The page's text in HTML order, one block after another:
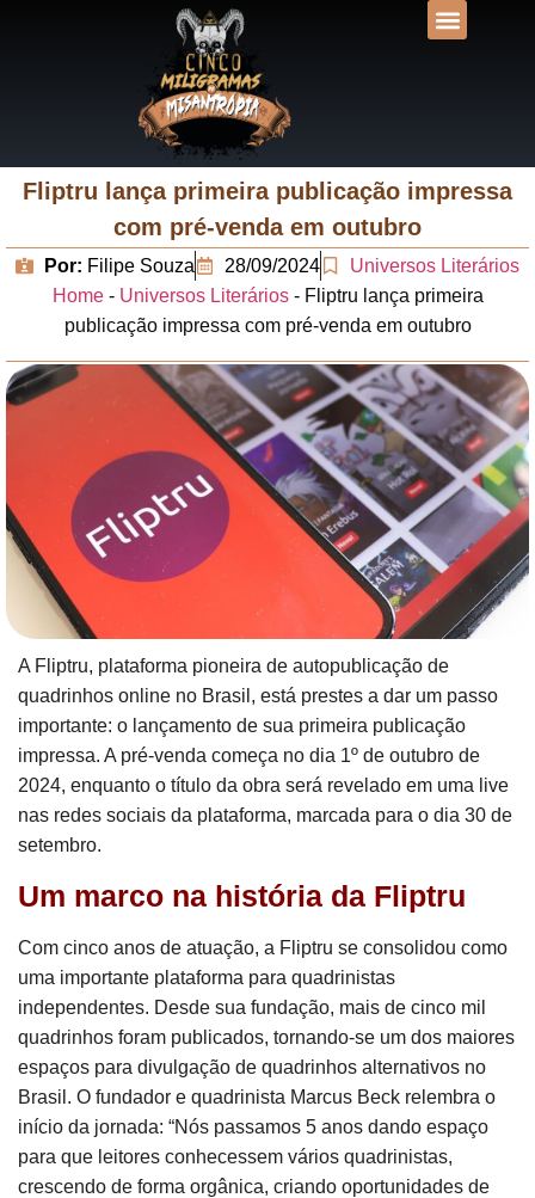
Fliptru lança primeira publicação impressa
com pré-venda em outubro
Por: Filipe Souza 28/09/2024
Universos Literários
Home- Universos Literários- Fliptru lança primeira
publicação impressa com pré-venda em outubro
A Fliptru, plataforma pioneira de autopublicação de
quadrinhos online no Brasil, está prestes a dar um passo
importante: o lançamento de sua primeira publicação
impressa. A pré-venda começa no dia 1º de outubro de
2024, enquanto o título da obra será revelado em uma live
nas redes sociais da plataforma, marcada para o dia 30 de
setembro.
Um marco na história da Fliptru
Com cinco anos de atuação, a Fliptru se consolidou como
uma importante plataforma para quadrinistas
independentes. Desde sua fundação, mais de cinco mil
quadrinhos foram publicados, tornando-se um dos maiores
espaços para divulgação de quadrinhos alternativos no
Brasil. O fundador e quadrinista Marcus Beck relembra o
início da jornada: “Nós passamos 5 anos dando espaço
para que leitores conhecessem vários quadrinistas,
crescendo de forma orgânica, criando oportunidades de